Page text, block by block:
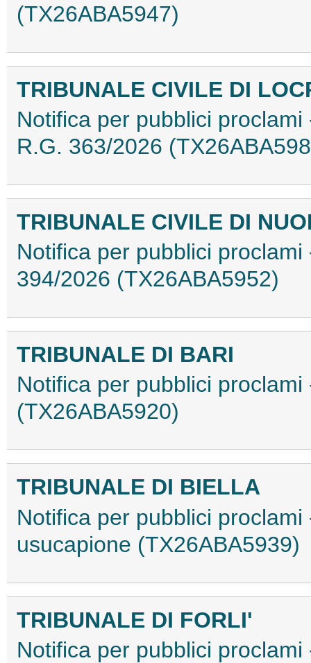
(TX26ABA5947)
TRIBUNALE CIVILE DI
Notifica per pubblici
R.G. 363/2026
TRIBUNALE CIVILE DI
Notifica per pubblici
394/2026 (TX26ABA5952)
TRIBUNALE DI BARI
Notifica per pubblici
(TX26ABA5920)
TRIBUNALE DI BIELLA
Notifica per pubblici
usucapione (TX26ABA5939)
TRIBUNALE DI FORLI'
Notifica per pubblici